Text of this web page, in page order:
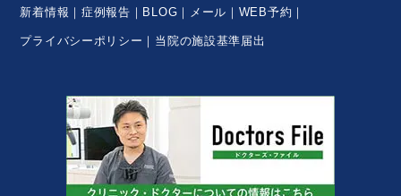
新着情報 症例報告 BLOG メール WEB予約
プライバシーポリシー 当院の施設基準届出